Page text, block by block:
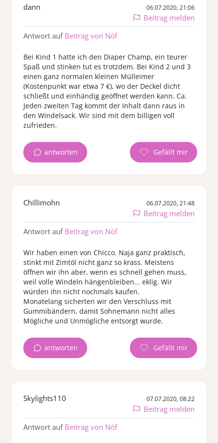
dann 06.07.2020, 21:06
Beitrag melden
Antwort auf Beitrag von Nöf
Bei Kind 1 hatte ich den Diaper Champ, ein teurer
Spaß und stinken tut es trotzdem. Bei Kind 2 und 3
einen ganz normalen kleinen Mülleimer
(Kostenpunkt war etwa 7 €), wo der Deckel dicht
schließt und einhändig geöffnet werden kann. Ca.
Jeden zweiten Tag kommt der Inhalt dann raus in
den Windelsack. Wir sind mit dem billigen voll
zufrieden.
antworten
Chillimohn 06.07.2020, 21:48
Beitrag melden
Antwort auf Beitrag von Nöf
Wir haben einen von Chicco. Naja ganz praktisch,
stinkt mit Zimtöl nicht ganz so krass. Meistens
öffnen wir ihn aber, wenn es schnell gehen muss,
weil volle Windeln hängenbleiben... eklig. Wir
würden ihn nicht nochmals kaufen.
Monatelang sicherten wir den Verschluss mit
Gummibändern, damit Sohnemann nicht alles
Mögliche und Unmögliche entsorgt wurde.
antworten
Skylights110 07.07.2020, 08:22
Beitrag melden
Antwort auf Beitrag von Nöf